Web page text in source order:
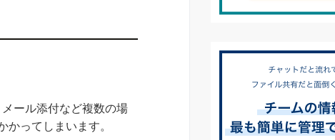
ール添付など複数の場
かってしまいます。